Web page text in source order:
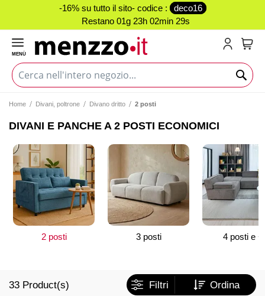
-16% su tutto il sito- codice :
deco16
Restano 01g 23h 02min 29s
MENÙ
Home Divani, poltrone Divano dritto 2 posti
DIVANI E PANCHE A 2 POSTI ECONOMICI
2 posti 3 posti 4 posti e +
33 Product(s) Filtri Ordina